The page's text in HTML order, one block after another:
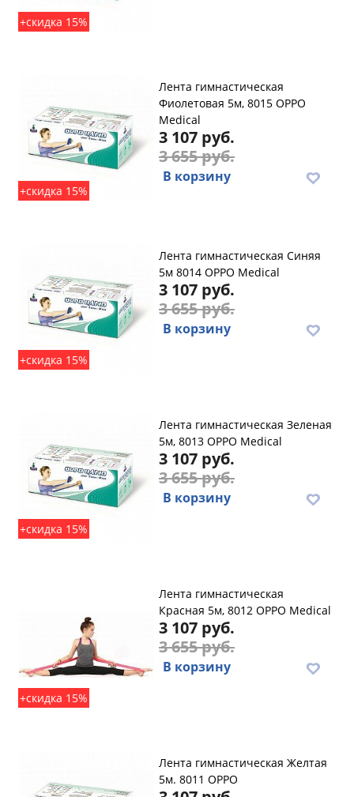
+скидка 15%
+скидка 15%
Лента гимнастическая
Фиолетовая 5м, 8015 OPPO
Medical
3 107 руб.
3 655 руб.
В корзину
+скидка 15%
Лента гимнастическая Синяя
5м 8014 OPPO Medical
3 107 руб.
3 655 руб.
В корзину
+скидка 15%
Лента гимнастическая Зеленая
5м, 8013 OPPO Medical
3 107 руб.
3 655 руб.
В корзину
+скидка 15%
Лента гимнастическая
Красная 5м, 8012 OPPO Medical
3 107 руб.
3 655 руб.
В корзину
Лента гимнастическая Желтая
5м. 8011 OPPO